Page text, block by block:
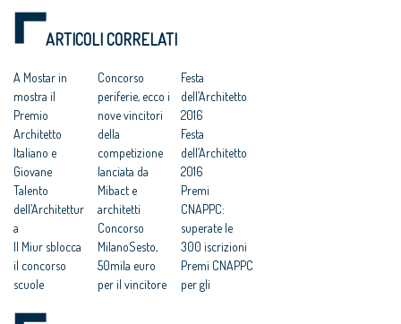
dismesse o il riuso di
ARTICOLI CORRELATI
A Mostar in
mostra il
Premio
Architetto
Italiano e
Giovane
Talento
dell’Architettur
a
Il Miur sblocca
il concorso
scuole
Concorso
periferie, ecco i
nove vincitori
della
competizione
lanciata da
Mibact e
architetti
Concorso
MilanoSesto,
50mila euro
per il vincitore
Festa
dell’Architetto
2016
Festa
dell’Architetto
2016
Premi
CNAPPC:
superate le
300 iscrizioni
Premi CNAPPC
per gli